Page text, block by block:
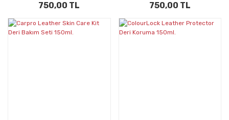
750,00 TL 750,00 TL